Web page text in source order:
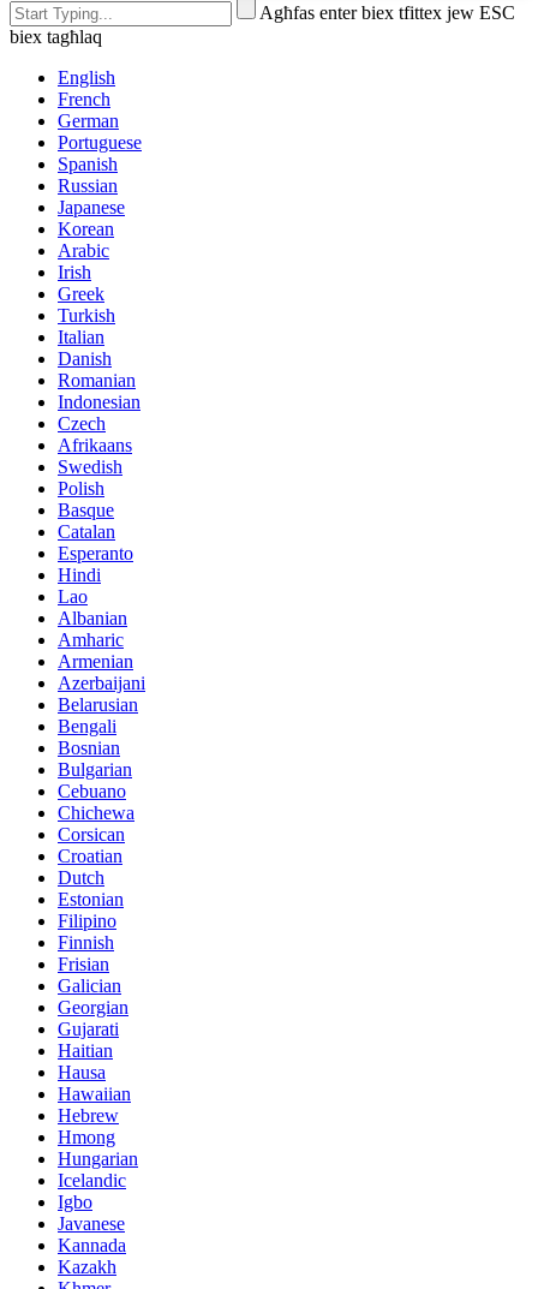
Agħfas enter biex tfittex jew ESC
biex tagħlaq
English
French
German
Portuguese
Spanish
Russian
Japanese
Korean
Arabic
Irish
Greek
Turkish
Italian
Danish
Romanian
Indonesian
Czech
Afrikaans
Swedish
Polish
Basque
Catalan
Esperanto
Hindi
Lao
Albanian
Amharic
Armenian
Azerbaijani
Belarusian
Bengali
Bosnian
Bulgarian
Cebuano
Chichewa
Corsican
Croatian
Dutch
Estonian
Filipino
Finnish
Frisian
Galician
Georgian
Gujarati
Haitian
Hausa
Hawaiian
Hebrew
Hmong
Hungarian
Icelandic
Igbo
Javanese
Kannada
Kazakh